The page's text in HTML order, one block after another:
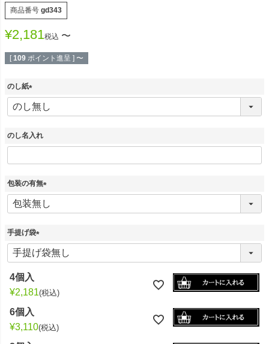
商品番号 gd343
¥2,181税込 〜
[ 109 ポイント進呈 ] 〜
のし紙
必
)
のし名入れ
包装の有無
(
必
手提げ袋
(
必
4個入
¥2,181 税込
6個入
¥3,110 税込